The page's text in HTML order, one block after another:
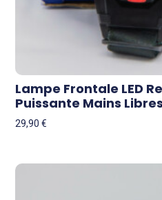
Lampe Frontale LED
Puissante Mains
29,90€